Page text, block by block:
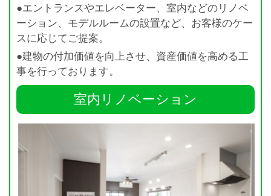
●エントランスやエレベーター、室内などのリノベ
ーション、モデルルームの設置など、お客様のケー
スに応じてご提案。
●建物の付加価値を向上させ、資産価値を高める工
事を行っております。
室内リノベーション